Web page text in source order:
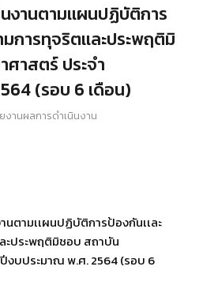
งานตามเเผนปฏิบัติการ
การทุจริตเเละประพฤติมิ
าสตร์ ประจำ
(รอบ 6 เดือน)
งานผลการดำเนินงาน
นตามเเผนปฏิบัติการป้องกันเเละ
ะประพฤติมิชอบ สถาบัน
งบประมาณ พ.ศ. 2564 (รอบ 6